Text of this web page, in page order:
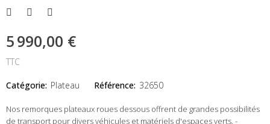
5 990,00 €
TTC
Catégorie: Plateau Référence: 32650
Nos remorques plateaux roues dessous offrent de grandes possibilités
de transport pour divers véhicules et matériels d'espaces verts. -